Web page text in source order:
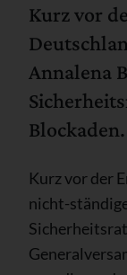
Kurz vor
Annalena
Blockaden.
Kurz vor der
nicht-